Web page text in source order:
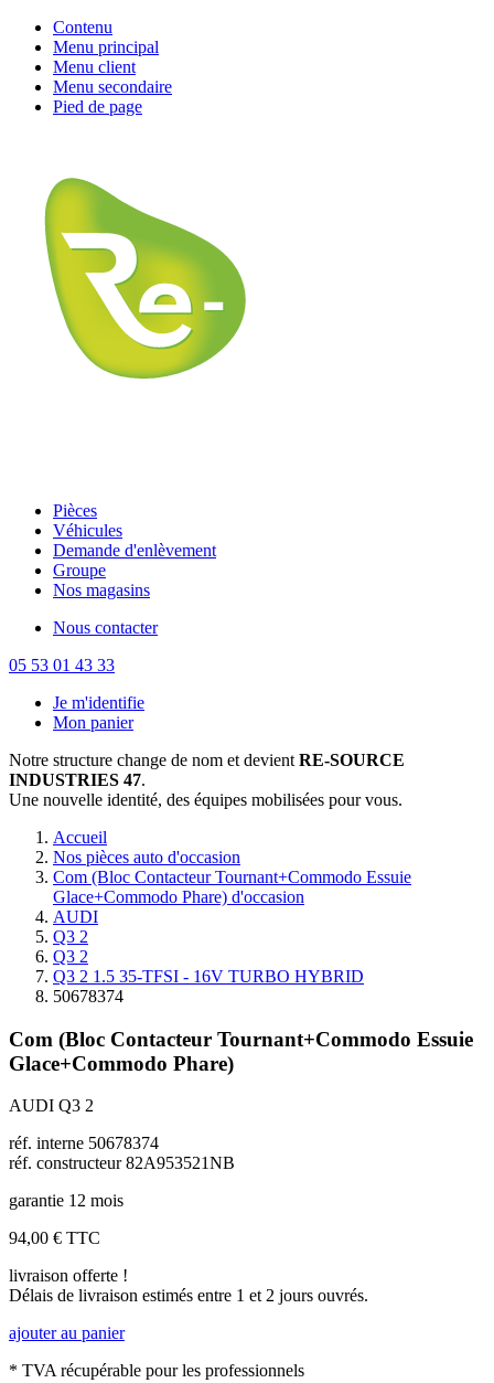
Contenu
Menu principal
Menu client
Menu secondaire
Pied de page
Pièces
Véhicules
Demande d'enlèvement
Groupe
Nos magasins
Nous contacter
05 53 01 43 33
Je m'identifie
Mon panier
Notre structure change de nom et devient RE-SOURCE
INDUSTRIES 47.
Une nouvelle identité, des équipes mobilisées pour vous.
Accueil
Nos pièces auto d'occasion
Com (Bloc Contacteur Tournant+Commodo Essuie
Glace+Commodo Phare) d'occasion
AUDI
Q3 2
Q3 2
Q3 2 1.5 35-TFSI - 16V TURBO HYBRID
50678374
Com (Bloc Contacteur Tournant+Commodo Essuie
Glace+Commodo Phare)
AUDI Q3 2
réf. interne 50678374
réf. constructeur 82A953521NB
garantie 12 mois
94,00 € TTC
livraison offerte !
Délais de livraison estimés entre 1 et 2 jours ouvrés.
ajouter au panier
* TVA récupérable pour les professionnels